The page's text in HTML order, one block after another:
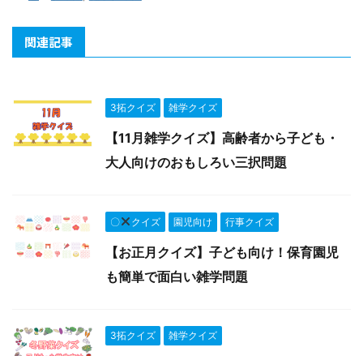
関連記事
3拓クイズ 雑学クイズ
【11月雑学クイズ】高齢者から子ども・
大人向けのおもしろい三択問題
〇 クイズ 園児向け 行事クイズ
【お正月クイズ】子ども向け！保育園児
も簡単で面白い雑学問題
3拓クイズ 雑学クイズ